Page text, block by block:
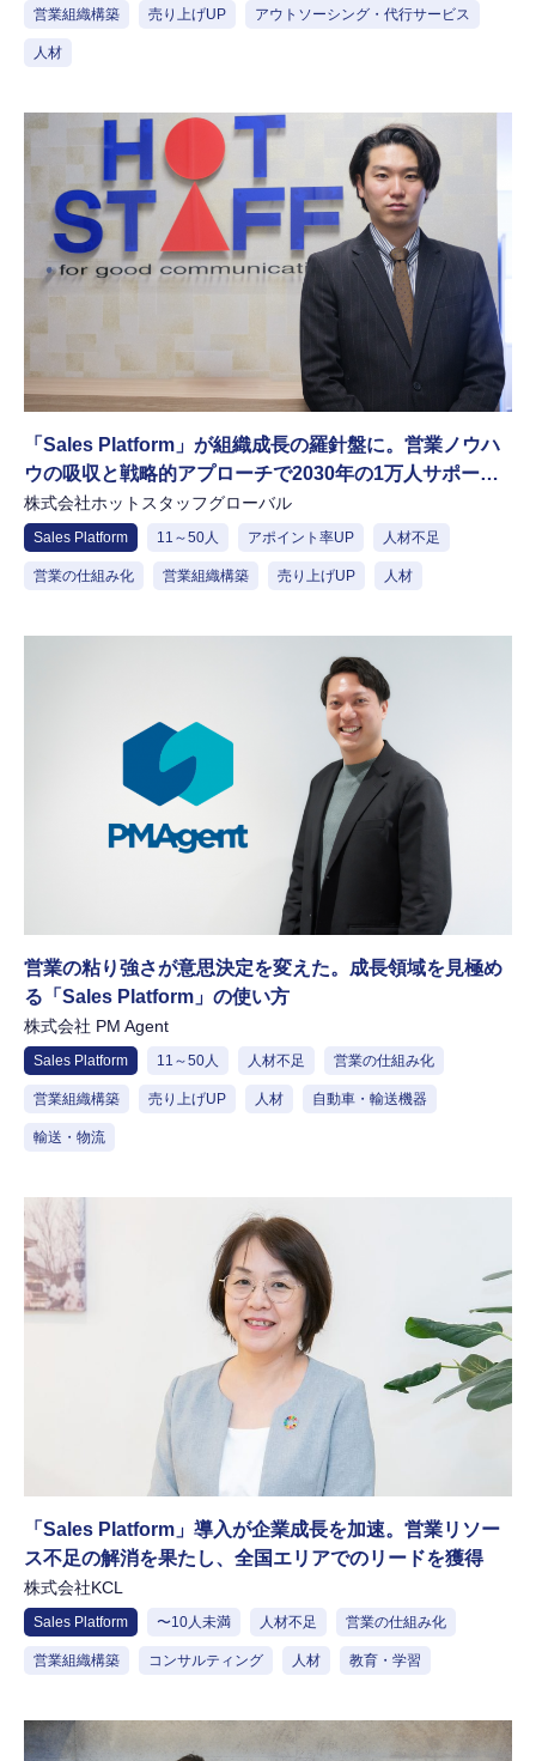
営業組織構築 売り上げUP アウトソーシング・代行サービス
人材
「Sales Platform」が組織成長の羅針盤に。営業ノウハ
ウの吸収と戦略的アプローチで2030年の1万人サポート
体制構築へ
株式会社ホットスタッフグローバル
Sales Platform 11～50人 アポイント率UP 人材不足
営業の仕組み化 営業組織構築 売り上げUP 人材
営業の粘り強さが意思決定を変えた。成長領域を見極め
る「Sales Platform」の使い方
株式会社 PM Agent
Sales Platform 11～50人 人材不足 営業の仕組み化
営業組織構築 売り上げUP 人材 自動車・輸送機器
輸送・物流
「Sales Platform」導入が企業成長を加速。営業リソー
ス不足の解消を果たし、全国エリアでのリードを獲得
株式会社KCL
Sales Platform 〜10人未満 人材不足 営業の仕組み化
営業組織構築 コンサルティング 人材 教育・学習